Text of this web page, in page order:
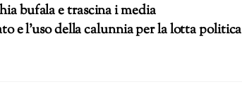
bufala e trascina i media
e l’uso della calunnia per la lotta politica